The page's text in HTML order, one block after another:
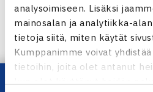
analysoimiseen. Lisäksi
mainosalan ja analytiikka-
tietoja siitä, miten käytät
Kumppanimme voivat
tietoihin, joita olet antanut
← Edellinen
Seuraava uutinen: Kesän
→